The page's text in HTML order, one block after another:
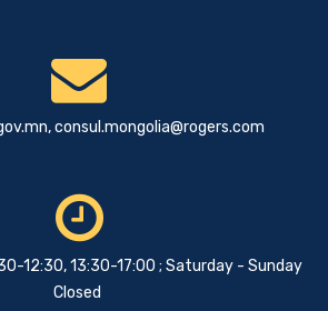
,consul.mongolia@rogers.com
12:30, 13:30-17:00 ; Saturday - Sunday
Closed